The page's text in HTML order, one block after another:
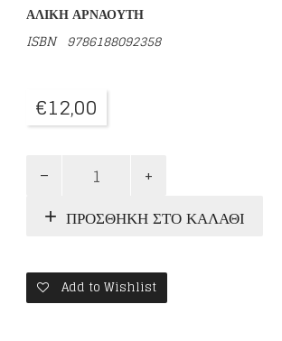
ΑΛΙΚΗ ΑΡΝΑΟΥΤΗ
ISBN 9786188092358
€12,00
ΤΙΜΗΜΑ
ΠΡΟΣΘΉΚΗ ΣΤΟ ΚΑΛΆΘΙ
Add to Wishlist